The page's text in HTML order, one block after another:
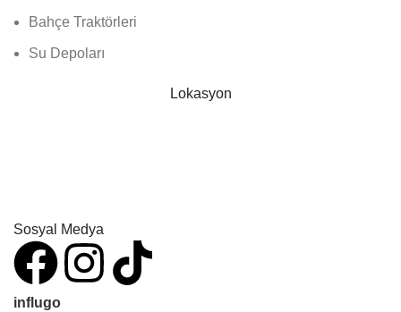
Bahçe Traktörleri
Su Depoları
Lokasyon
Sosyal Medya
influgo